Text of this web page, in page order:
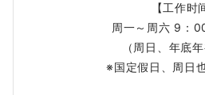
【工作时
周一～周六 9：
（周日、年底
※国定假日、周日